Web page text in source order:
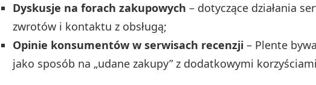
Dyskusje na forach zakupowych – dotyczące działania
zwrotów i kontaktu z obsługą;
Opinie konsumentów w serwisach recenzji – Plente
jako sposób na „udane zakupy” z dodatkowymi